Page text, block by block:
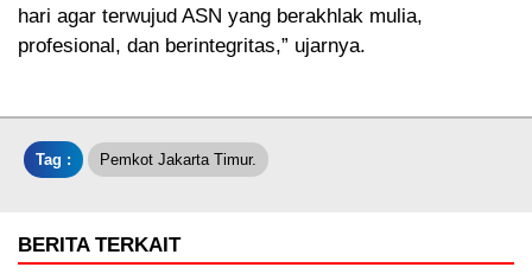
hari agar terwujud ASN yang berakhlak mulia,
profesional, dan berintegritas,” ujarnya.
Tag : Pemkot Jakarta Timur.
BERITA TERKAIT